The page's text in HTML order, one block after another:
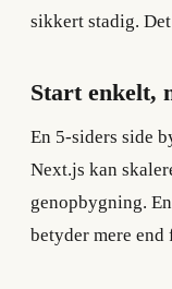
sikkert stadig.
Start enkelt,
En 5-siders side
Next.js kan
genopbygning.
betyder mere end